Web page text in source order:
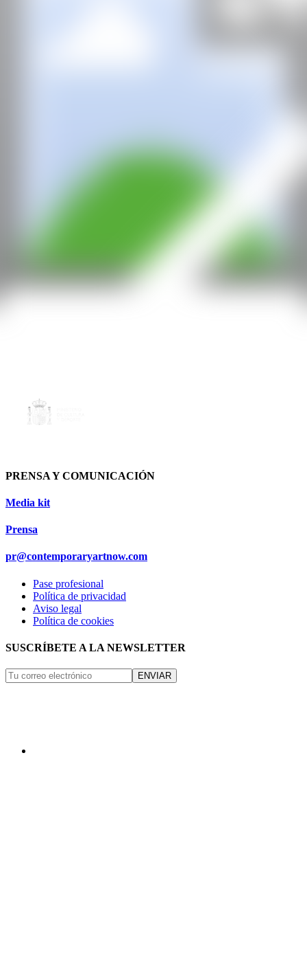
PRENSA Y COMUNICACIÓN
Media kit
Prensa
pr@contemporaryartnow.com
Pase profesional
Política de privacidad
Aviso legal
Política de cookies
SUSCRÍBETE A LA NEWSLETTER
ENVIAR